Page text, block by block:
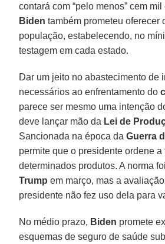
contará com “pelo menos” cem
Biden também prometeu oferecer
população, estabelecendo, no
testagem em cada estado.
Dar um jeito no abastecimento de
necessários ao enfrentamento do
parece ser mesmo uma intenção
deve lançar mão da Lei de
Sancionada na época daGuerra
permite que o presidente ordene
determinados produtos. A norma
Trump em março, mas a
presidente não fez uso dela para
No médio prazo, Biden promete
esquemas de seguro de saúde